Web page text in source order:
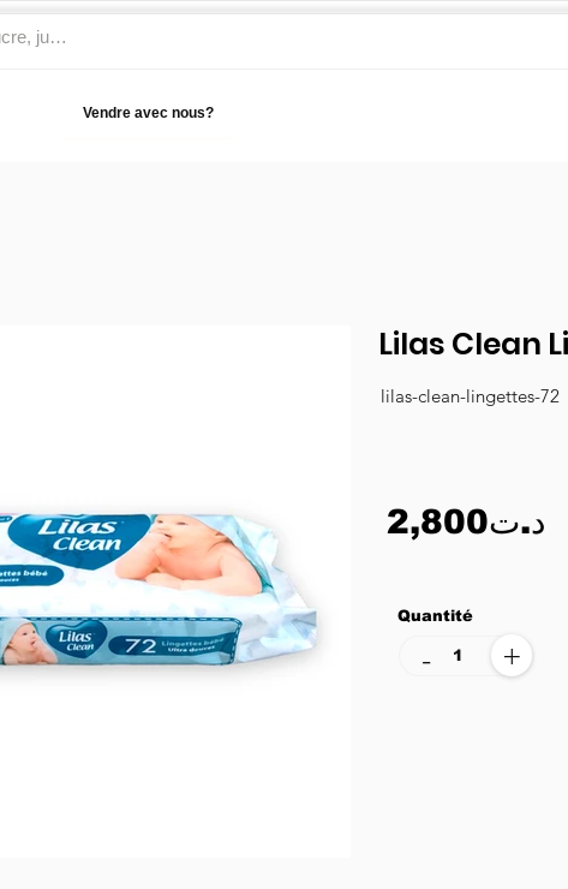
Vendre avec nous?
Lilas Clean
lilas-clean-lingettes-72
2,800د.ت
Quantité
+
-